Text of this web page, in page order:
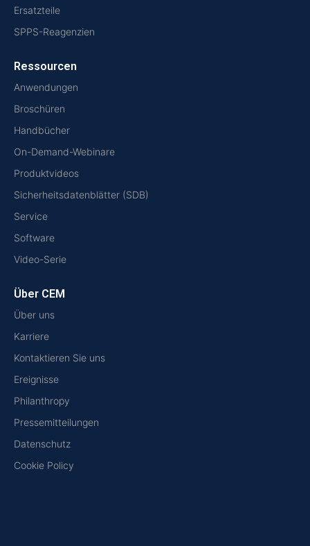
Ersatzteile
SPPS-Reagenzien
Ressourcen
Anwendungen
Broschüren
Handbücher
On-Demand-Webinare
Produktvideos
Sicherheitsdatenblätter (SDB)
Service
Software
Video-Serie
Über CEM
Über uns
Karriere
Kontaktieren Sie uns
Ereignisse
Philanthropy
Pressemitteilungen
Datenschutz
Cookie Policy